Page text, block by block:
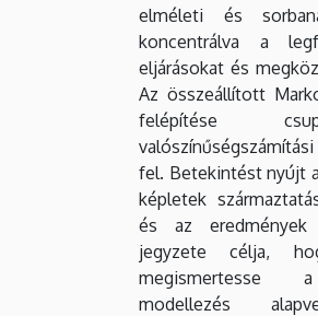
elméleti és
koncentrálva a
eljárásokat és
Az összeállított
felépítése
fel. Betekintést nyújt
képletek
és az eredmények
jegyzete célja,
megismertesse
modellezés